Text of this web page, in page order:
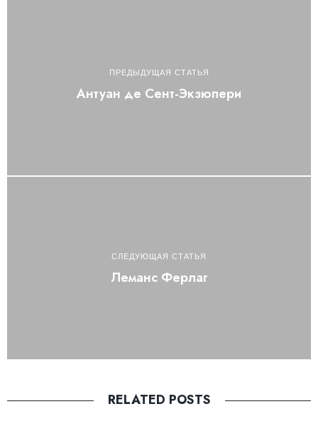
ПРЕДЫДУЩАЯ СТАТЬЯ
Антуан де Сент-Экзюпери
СЛЕДУЮЩАЯ СТАТЬЯ
Леманс Ферлаг
RELATED POSTS